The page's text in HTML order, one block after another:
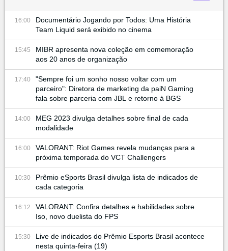
16:00
Documentário Jogando por Todos: Uma História
Team Liquid será exibido no cinema
15:45
MIBR apresenta nova coleção em comemoração
aos 20 anos de organização
17:40
"Sempre foi um sonho nosso voltar com um
parceiro": Diretora de marketing da paiN Gaming
fala sobre parceria com JBL e retorno à BGS
14:00
MEG 2023 divulga detalhes sobre final de cada
modalidade
16:00
VALORANT: Riot Games revela mudanças para a
próxima temporada do VCT Challengers
10:30
Prêmio eSports Brasil divulga lista de indicados de
cada categoria
16:12
VALORANT: Confira detalhes e habilidades sobre
Iso, novo duelista do FPS
15:30
Live de indicados do Prêmio Esports Brasil acontece
nesta quinta-feira (19)